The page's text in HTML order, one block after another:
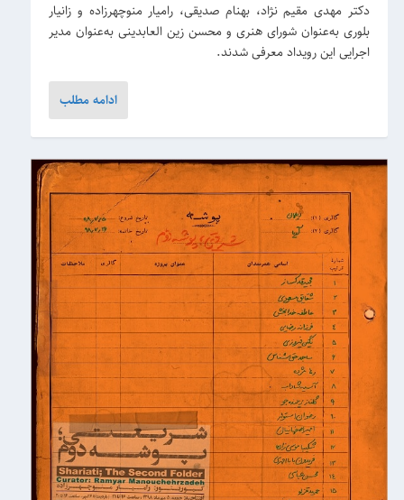
دکتر مهدی مقیم نژاد، بهنام صدیقی، رامیار منوچهرزاده و زانیار
بلوری به‌عنوان شورای هنری و محسن زین العابدینی به‌عنوان مدیر
اجرایی این رویداد معرفی شدند.
ادامه مطلب